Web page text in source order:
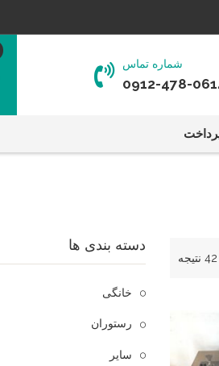
شماره تماس
0912-478-
دسته بندی ها
خانگی
رستوران
سایر